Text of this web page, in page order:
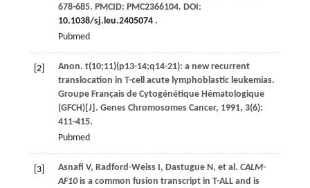
678-685. PMCID: PMC2366104. DOI:
10.1038/sj.leu.2405074.
Pubmed
[2]
Anon. t(10;11)(p13-14;q14-21): a new recurrent
translocation in T-cell acute lymphoblastic leukemias.
Groupe Français de Cytogénétique Hématologique
(GFCH)[J]. Genes Chromosomes Cancer, 1991, 3(6):
411-415.
Pubmed
[3] Asnafi V, Radford-Weiss I, Dastugue N, et al. CALM-
AF10is a common fusion transcript in T-ALL and is